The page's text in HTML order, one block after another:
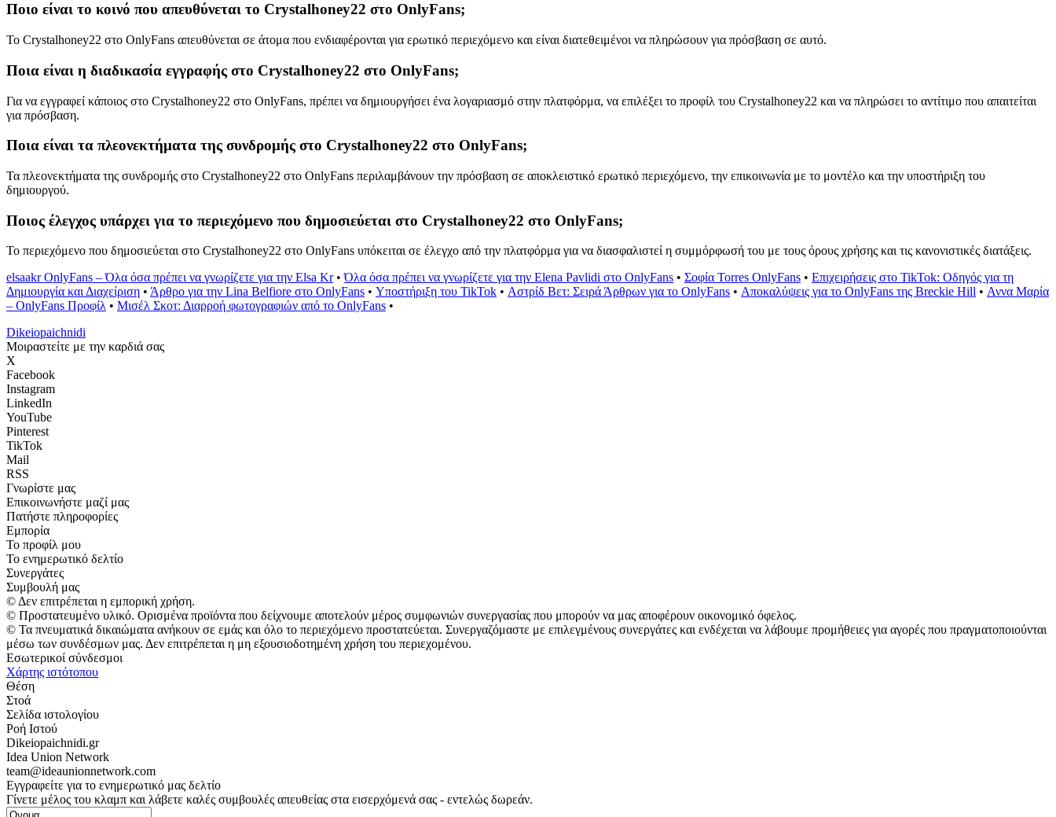
Ποιο είναι το κοινό που απευθύνεται το Crystalhoney22 στο OnlyFans;
Το Crystalhoney22 στο OnlyFans απευθύνεται σε άτομα που ενδιαφέρονται για ερωτικό περιεχόμενο και είναι διατεθειμένοι να πληρώσουν για πρόσβαση σε αυτό.
Ποια είναι η διαδικασία εγγραφής στο Crystalhoney22 στο OnlyFans;
Για να εγγραφεί κάποιος στο Crystalhoney22 στο OnlyFans, πρέπει να δημιουργήσει ένα λογαριασμό στην πλατφόρμα, να επιλέξει το προφίλ του Crystalhoney22 και να πληρώσει το αντίτιμο που απαιτείται
για πρόσβαση.
Ποια είναι τα πλεονεκτήματα της συνδρομής στο Crystalhoney22 στο OnlyFans;
Τα πλεονεκτήματα της συνδρομής στο Crystalhoney22 στο OnlyFans περιλαμβάνουν την πρόσβαση σε αποκλειστικό ερωτικό περιεχόμενο, την επικοινωνία με το μοντέλο και την υποστήριξη του
δημιουργού.
Ποιος έλεγχος υπάρχει για το περιεχόμενο που δημοσιεύεται στο Crystalhoney22 στο OnlyFans;
Το περιεχόμενο που δημοσιεύεται στο Crystalhoney22 στο OnlyFans υπόκειται σε έλεγχο από την πλατφόρμα για να διασφαλιστεί η συμμόρφωσή του με τους όρους χρήσης και τις κανονιστικές διατάξεις.
elsaakr OnlyFans – Όλα όσα πρέπει να γνωρίζετε για την Elsa Kr•Όλα όσα πρέπει να γνωρίζετε για την Elena Pavlidi στο OnlyFans • Σοφία Torres OnlyFans • Επιχειρήσεις στο TikTok: Οδηγός για τη
Δημιουργία και Διαχείριση • Άρθρο για την Lina Belfiore στο OnlyFans • Υποστήριξη του TikTok • Αστρίδ Βετ: Σειρά Άρθρων για το OnlyFans • Αποκαλύψεις για το OnlyFans της Breckie Hill • Αννα Μαρία
– OnlyFans Προφίλ • Μισέλ Σκοτ: Διαρροή φωτογραφιών από το OnlyFans •
Dikeiopaichnidi
Μοιραστείτε με την καρδιά σας
X
Facebook
Instagram
LinkedIn
YouTube
Pinterest
TikTok
Mail
RSS
Γνωρίστε μας
Επικοινωνήστε μαζί μας
Πατήστε πληροφορίες
Εμπορία
Το προφίλ μου
Το ενημερωτικό δελτίο
Συνεργάτες
Συμβουλή μας
© Δεν επιτρέπεται η εμπορική χρήση.
© Προστατευμένο υλικό. Ορισμένα προϊόντα που δείχνουμε αποτελούν μέρος συμφωνιών συνεργασίας που μπορούν να μας αποφέρουν οικονομικό όφελος.
© Τα πνευματικά δικαιώματα ανήκουν σε εμάς και όλο το περιεχόμενο προστατεύεται. Συνεργαζόμαστε με επιλεγμένους συνεργάτες και ενδέχεται να λάβουμε προμήθειες για αγορές που πραγματοποιούνται
μέσω των συνδέσμων μας. Δεν επιτρέπεται η μη εξουσιοδοτημένη χρήση του περιεχομένου.
Εσωτερικοί σύνδεσμοι
Χάρτης ιστότοπου
Θέση
Στοά
Σελίδα ιστολογίου
Ροή Ιστού
Dikeiopaichnidi.gr
Idea Union Network
team@ideaunionnetwork.com
Εγγραφείτε για το ενημερωτικό μας δελτίο
Γίνετε μέλος του κλαμπ και λάβετε καλές συμβουλές απευθείας στα εισερχόμενά σας - εντελώς δωρεάν.